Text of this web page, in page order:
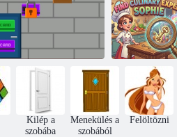
Escape Room
Hotel Escape
Keresse meg
Sophie kulináris
szakértőt
Kilép a
szobába
Menekülés a
szobából
Felöltözni